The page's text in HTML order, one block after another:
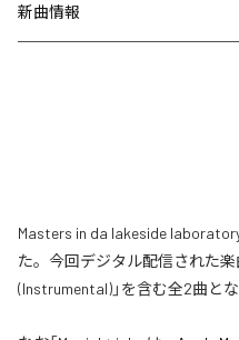
新曲情報
Masters in da lakeside
た。今回デジタル配信された楽
(Instrumental)」を含む全2曲とな